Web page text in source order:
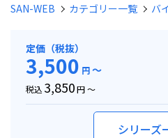
SAN-WEB
カテゴリー一覧 バ
定価（税抜）
3,500 円～
税込 3,850円 ～
シリーズ